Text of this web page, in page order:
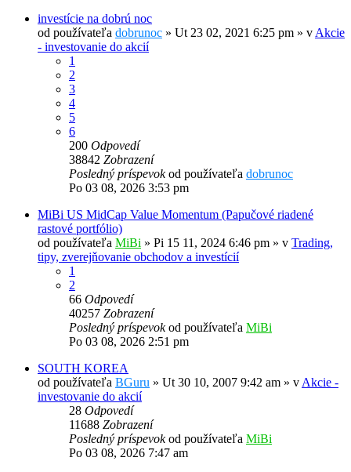
investície na dobrú noc
od používateľa dobrunoc » Ut 23 02, 2021 6:25 pm » vAkcie
- investovanie do akcií
1
2
3
4
5
6
200 Odpovedí
38842 Zobrazení
Posledný príspevokod používateľa dobrunoc
Po 03 08, 2026 3:53 pm
MiBi US MidCap Value Momentum (Papučové riadené
rastové portfólio)
od používateľa MiBi » Pi 15 11, 2024 6:46 pm » v Trading,
tipy, zverejňovanie obchodov a investícií
1
2
66 Odpovedí
40257 Zobrazení
Posledný príspevokod používateľa MiBi
Po 03 08, 2026 2:51 pm
SOUTH KOREA
od používateľa BGuru » Ut 30 10, 2007 9:42 am » vAkcie -
investovanie do akcií
28 Odpovedí
11688 Zobrazení
Posledný príspevokod používateľa MiBi
Po 03 08, 2026 7:47 am